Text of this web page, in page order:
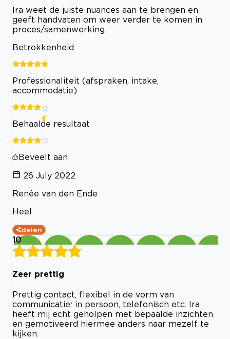
Ira weet de juiste nuances aan te brengen en
geeft handvaten om weer verder te komen in
proces/samenwerking.
Betrokkenheid
Professionaliteit (afspraken, intake,
accommodatie)
Behaalde resultaat
Beveelt aan
26 July 2022
Renée van den Ende
Heel
delen
10
Zeer prettig
Prettig contact, flexibel in de vorm van
communicatie: in persoon, telefonisch etc. Ira
heeft mij echt geholpen met bepaalde inzichten
en gemotiveerd hiermee anders naar mezelf te
kijken.